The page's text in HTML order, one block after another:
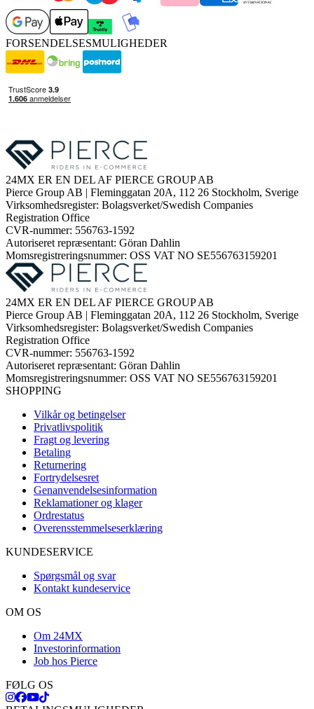
FORSENDELSESMULIGHEDER
24MX ER EN DEL AF PIERCE GROUP AB
Pierce Group AB | Fleminggatan 20A, 112 26 Stockholm, Sverige
Virksomhedsregister: Bolagsverket/Swedish Companies
Registration Office
CVR-nummer: 556763-1592
Autoriseret repræsentant: Göran Dahlin
Momsregistreringsnummer: OSS VAT NO SE556763159201
24MX ER EN DEL AF PIERCE GROUP AB
Pierce Group AB | Fleminggatan 20A, 112 26 Stockholm, Sverige
Virksomhedsregister: Bolagsverket/Swedish Companies
Registration Office
CVR-nummer: 556763-1592
Autoriseret repræsentant: Göran Dahlin
Momsregistreringsnummer: OSS VAT NO SE556763159201
SHOPPING
Vilkår og betingelser
Privatlivspolitik
Fragt og levering
Betaling
Returnering
Fortrydelsesret
Genanvendelsesinformation
Reklamationer og klager
Ordrestatus
Overensstemmelseserklæring
KUNDESERVICE
Spørgsmål og svar
Kontakt kundeservice
OM OS
Om 24MX
Investorinformation
Job hos Pierce
FØLG OS